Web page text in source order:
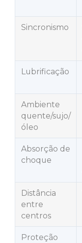
Sincronismo
Lubrificação
Ambiente
quente/sujo/
óleo
Absorção de
choque
Distância
entre
centros
Proteção